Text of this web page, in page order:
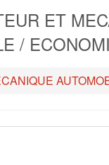
ET
/